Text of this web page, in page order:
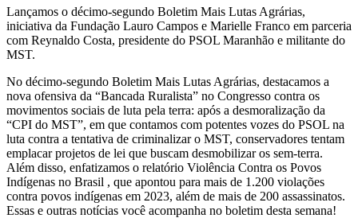
Lançamos o décimo-segundo Boletim Mais Lutas Agrárias,
iniciativa da Fundação Lauro Campos e Marielle Franco em parceria
com Reynaldo Costa, presidente do PSOL Maranhão e militante do
MST.
No décimo-segundo Boletim Mais Lutas Agrárias, destacamos a
nova ofensiva da “Bancada Ruralista” no Congresso contra os
movimentos sociais de luta pela terra: após a desmoralização da
“CPI do MST”, em que contamos com potentes vozes do PSOL na
luta contra a tentativa de criminalizar o MST, conservadores tentam
emplacar projetos de lei que buscam desmobilizar os sem-terra.
Além disso, enfatizamos o relatório Violência Contra os Povos
Indígenas no Brasil , que apontou para mais de 1.200 violações
contra povos indígenas em 2023, além de mais de 200 assassinatos.
Essas e outras notícias você acompanha no boletim desta semana!